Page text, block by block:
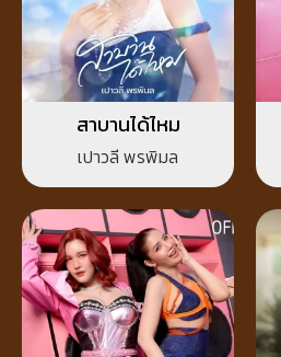
สาบานได้ไหม
เปาวลี พรพิมล